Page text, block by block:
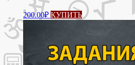
200.00₽ КУПИТЬ